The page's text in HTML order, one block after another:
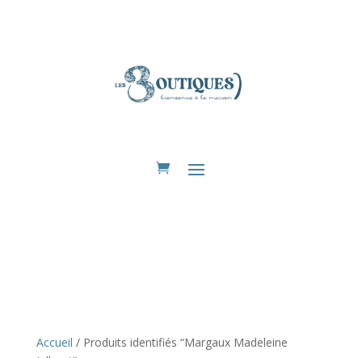
Accueil / Produits identifiés “Margaux Madeleine